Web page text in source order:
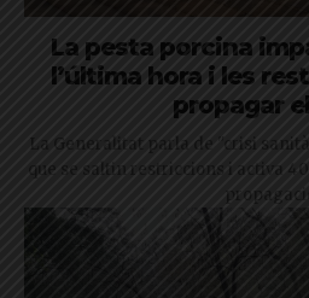
La pesta porcina
l’última hora i les
propagar
La Generalitat parla de "crisi
que se saltin restriccions i activa